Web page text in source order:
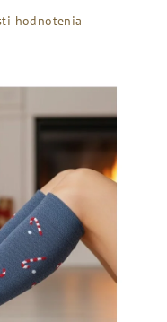
hodnotenia